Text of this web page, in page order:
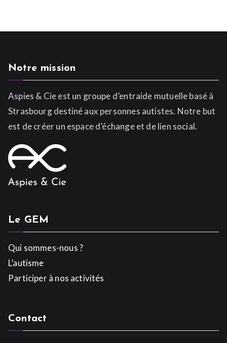
Notre mission
Aspies & Cie est un groupe d’entraide mutuelle basé à
Strasbourg destiné aux personnes autistes. Notre but
est de créer un espace d’échange et de lien social.
Le GEM
Qui sommes-nous ?
L’autisme
Participer à nos activités
Contact